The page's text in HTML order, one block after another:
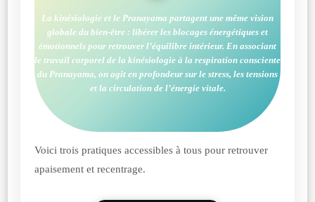
La kinésiologie et le Pranayama partagent une même vision
globale du bien-être : libérer les blocages énergétiques et
émotionnels pour retrouver l’équilibre intérieur. En associant
le travail corporel de la kinésiologie à la respiration consciente
du Pranayama, on agit en profondeur sur le stress, les tensions
et la circulation de l’énergie vitale.
Voici trois pratiques accessibles à tous pour retrouver
apaisement et recentrage.